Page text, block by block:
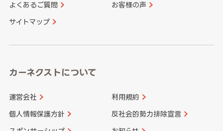
香川県 愛媛県
大分県 宮崎県
よくあるご質問 お客様の声
サイトマップ
カーネクストについて
運営会社 利用規約
個人情報保護方針 反社会的勢力排除宣言